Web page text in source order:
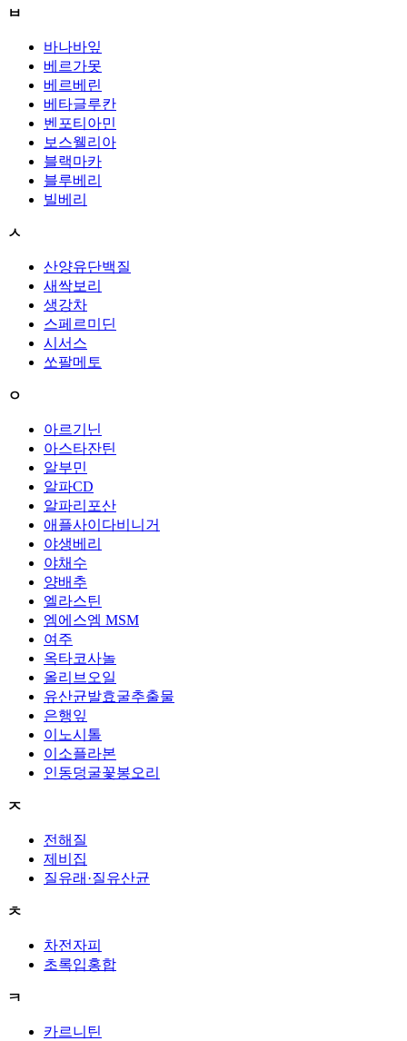
ㅂ
바나바잎
베르가못
베르베린
베타글루칸
벤포티아민
보스웰리아
블랙마카
블루베리
빌베리
ㅅ
산양유단백질
새싹보리
생강차
스페르미딘
시서스
쏘팔메토
ㅇ
아르기닌
아스타잔틴
알부민
알파CD
알파리포산
애플사이다비니거
야생베리
야채수
양배추
엘라스틴
엠에스엠 MSM
여주
옥타코사놀
올리브오일
유산균발효굴추출물
은행잎
이노시톨
이소플라본
인동덩굴꽃봉오리
ㅈ
전해질
제비집
질유래·질유산균
ㅊ
차전자피
초록입홍합
ㅋ
카르니틴